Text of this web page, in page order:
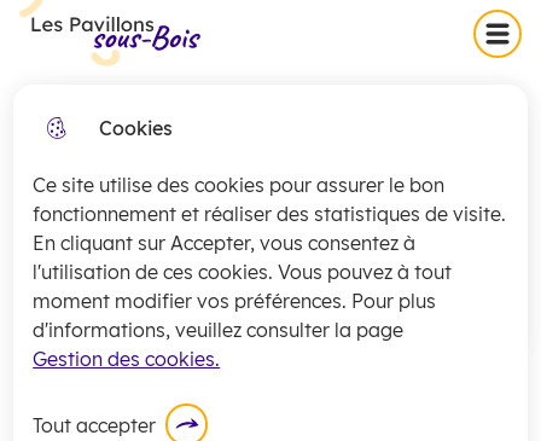
Cookies
Ce site utilise des cookies pour assurer le bon
fonctionnement et réaliser des statistiques de visite.
En cliquant sur Accepter, vous consentez à
l'utilisation de ces cookies. Vous pouvez à tout
moment modifier vos préférences. Pour plus
d'informations, veuillez consulter la page
Gestion des cookies.
Tout accepter
Skip
menu
Skip
to
Skip to
Collecte exceptionnelle des
jeudi 16 juillet
Lacollectedes encombrants pour les
secteurs 1 et 2 sera exceptionnellement
assuréece jeudi 16 juillet.
En savoir plus
Les Pavillons-sous-Bois Menu